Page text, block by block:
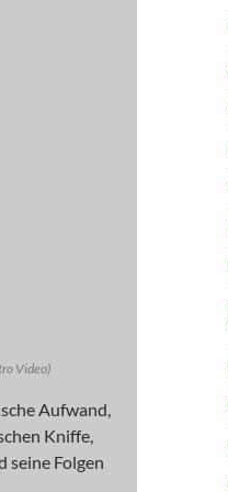
Video)
Aufwand,
Kniffe,
seine Folgen